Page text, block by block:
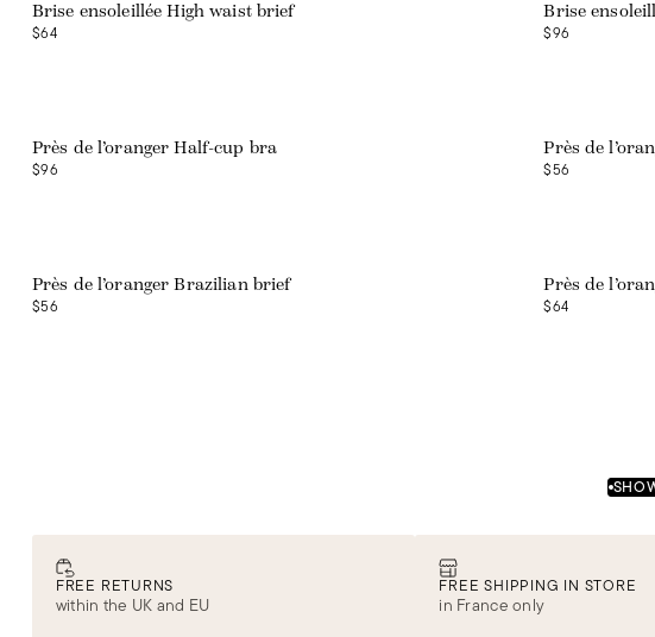
Brise ensoleillée High waist brief
$64
Brise
$96
Près de l’oranger Half-cup bra
$96
Près de
$56
Près de l’oranger Brazilian brief
$56
Près de
$64
FREE RETURNS
within the UK and EU
FREE SHIPPING IN STORE
in France only